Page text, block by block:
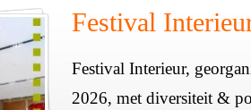
Festival
Festival Interieur,
2026, met diversiteit &